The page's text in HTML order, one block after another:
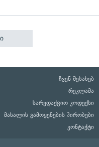
ჩვენ შესახებ
რეკლამა
სარედაქციო კოდექსი
მასალის გამოყენების პირობები
კონტაქტი